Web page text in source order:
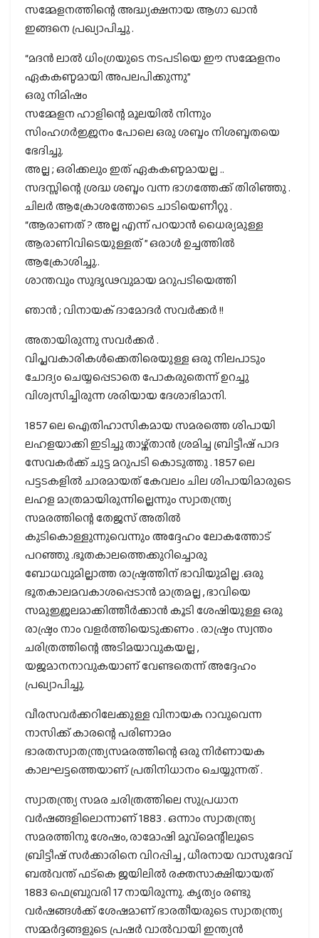
സമ്മേളനത്തിന്റെ അദ്ധ്യക്ഷനായ ആഗാ ഖാൻ
ഇങ്ങനെ പ്രഖ്യാപിച്ചു .
“മദൻ ലാൽ ധിംഗ്രയുടെ നടപടിയെ ഈ സമ്മേളനം
ഏകകണ്ഠമായി അപലപിക്കുന്നു”
ഒരു നിമിഷം
സമ്മേളന ഹാളിന്റെ മൂലയിൽ നിന്നും
സിംഹഗർജ്ജനം പോലെ ഒരു ശബ്ദം നിശബ്ദതയെ
ഭേദിച്ചു.
അല്ല ; ഒരിക്കലും ഇത് ഏകകണ്ഠമായല്ല ..
സദസ്സിന്റെ ശ്രദ്ധ ശബ്ദം വന്ന ഭാഗത്തേക്ക് തിരിഞ്ഞു .
ചിലർ ആക്രോശത്തോടെ ചാടിയെണീറ്റു .
“ആരാണത് ? അല്ല എന്ന് പറയാൻ ധൈര്യമുള്ള
ആരാണിവിടെയുള്ളത് ” ഒരാൾ ഉച്ചത്തിൽ
ആക്രോശിച്ചു..
ശാന്തവും സുദൃഢവുമായ മറുപടിയെത്തി
ഞാൻ ; വിനായക് ദാമോദർ സവർക്കർ !!
അതായിരുന്നു സവർക്കർ .
വിപ്ലവകാരികൾക്കെതിരെയുള്ള ഒരു നിലപാടും
ചോദ്യം ചെയ്യപ്പെടാതെ പോകരുതെന്ന് ഉറച്ചു
വിശ്വസിച്ചിരുന്ന ശരിയായ ദേശാഭിമാനി.
1857 ലെ ഐതിഹാസികമായ സമരത്തെ ശിപായി
ലഹളയാക്കി ഇടിച്ചു താഴ്ത്താൻ ശ്രമിച്ച ബ്രിട്ടീഷ് പാദ
സേവകർക്ക് ചുട്ട മറുപടി കൊടുത്തു . 1857 ലെ
പട്ടടകളിൽ ചാരമായത് കേവലം ചില ശിപായിമാരുടെ
ലഹള മാത്രമായിരുന്നില്ലെന്നും സ്വാതന്ത്ര്യ
സമരത്തിന്റെ തേജസ് അതിൽ
കുടികൊള്ളുന്നുവെന്നും അദ്ദേഹം ലോകത്തോട്
പറഞ്ഞു .ഭൂതകാലത്തെക്കുറിച്ചൊരു
ബോധവുമില്ലാത്ത രാഷ്ട്രത്തിന് ഭാവിയുമില്ല .ഒരു
ഭൂതകാലമവകാശപ്പെടാൻ മാത്രമല്ല , ഭാവിയെ
സമുജ്ജലമാക്കിത്തീർക്കാൻ കൂടി ശേഷിയുള്ള ഒരു
രാഷ്ട്രം നാം വളർത്തിയെടുക്കണം . രാഷ്ട്രം സ്വന്തം
ചരിത്രത്തിന്റെ അടിമയാവുകയല്ല ,
യജമാനനാവുകയാണ് വേണ്ടതെന്ന് അദ്ദേഹം
പ്രഖ്യാപിച്ചു.
വീരസവർക്കറിലേക്കുള്ള വിനായക റാവുവെന്ന
നാസിക്ക് കാരന്റെ പരിണാമം
ഭാരതസ്വാതന്ത്ര്യസമരത്തിന്റെ ഒരു നിർണായക
കാലഘട്ടത്തെയാണ് പ്രതിനിധാനം ചെയ്യുന്നത് .
സ്വാതന്ത്ര്യ സമര ചരിത്രത്തിലെ സുപ്രധാന
വര്‍ഷങ്ങളിലൊന്നാണ് 1883 . ഒന്നാം സ്വാതന്ത്ര്യ
സമരത്തിനു ശേഷം, രാമോഷി മൂവ്മെന്റിലൂടെ
ബ്രിട്ടീഷ് സര്‍ക്കാരിനെ വിറപ്പിച്ച , ധീരനായ വാസുദേവ്
ബല്‍വന്ത് ഫട്കെ ജയിലില്‍ രക്തസാക്ഷിയായത്
1883 ഫെബ്രുവരി 17 നായിരുന്നു. കൃത്യം രണ്ടു
വര്‍ഷങ്ങള്‍ക്ക് ശേഷമാണ് ഭാരതീയരുടെ സ്വാതന്ത്ര്യ
സമ്മര്‍ദ്ദങ്ങളുടെ പ്രഷര്‍ വാല്‍വായി ഇന്ത്യന്‍